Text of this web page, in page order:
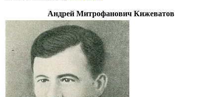
Андрей Митрофанович Кижеватов